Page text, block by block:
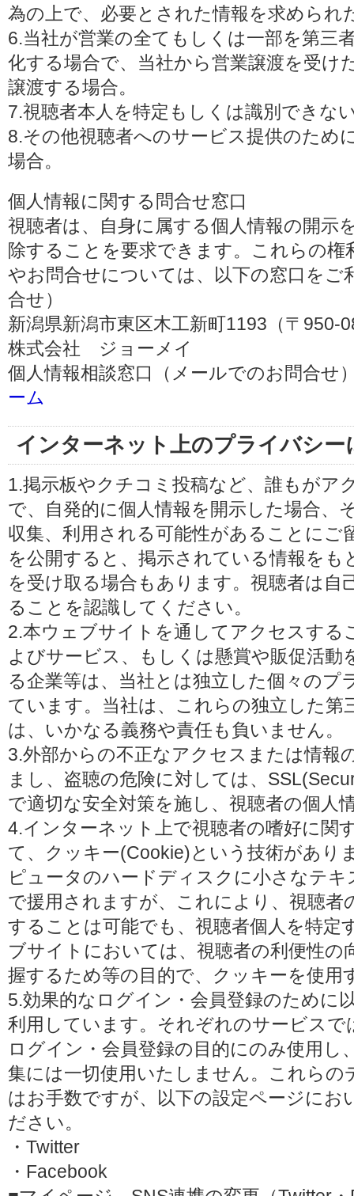
為の上で、必要とされた情報を求められ
6.当社が営業の全てもしくは一部を第三
化する場合で、当社から営業譲渡を受け
譲渡する場合。
7.視聴者本人を特定もしくは識別できな
8.その他視聴者へのサービス提供のため
場合。
個人情報に関する問合せ窓口
視聴者は、自身に属する個人情報の開示
除することを要求できます。これらの権
やお問合せについては、以下の窓口をご
合せ）
新潟県新潟市東区木工新町1193（〒950-
株式会社 ジョーメイ
個人情報相談窓口（メールでのお問合せ
ーム
インターネット上のプライバシー
1.掲示板やクチコミ投稿など、誰もがア
で、自発的に個人情報を開示した場合、
収集、利用される可能性があることに
を公開すると、掲示されている情報を
を受け取る場合もあります。視聴者は自
ることを認識してください。
2.本ウェブサイトを通してアクセスする
よびサービス、もしくは懸賞や販促活動
る企業等は、当社とは独立した個々のプ
ています。当社は、これらの独立した第
は、いかなる義務や責任も負いません。
3.外部からの不正なアクセスまたは情報
まし、盗聴の危険に対しては、
で適切な安全対策を施し、視聴者の個人
4.インターネット上で視聴者の嗜好に関
て、クッキー(Cookie)という技術があり
ピュータのハードディスクに小さなテ
で援用されますが、これにより、視聴
することは可能でも、視聴者個人を特定
ブサイトにおいては、視聴者の利便性の
握するため等の目的で、クッキーを使用
5.効果的なログイン・会員登録のために
利用しています。それぞれのサービス
ログイン・会員登録の目的にのみ使用し
集には一切使用いたしません。これらの
はお手数ですが、以下の設定ページにお
ださい。
・Twitter
・Facebook